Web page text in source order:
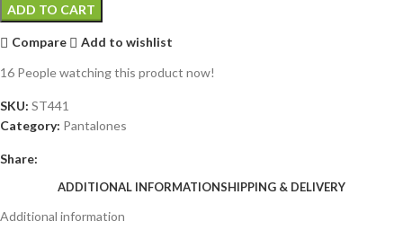
ADD TO CART
Compare
Add to wishlist
16 People watching this product now!
SKU: ST441
Category: Pantalones
Share:
ADDITIONAL INFORMATIONSHIPPING & DELIVERY
Additional information